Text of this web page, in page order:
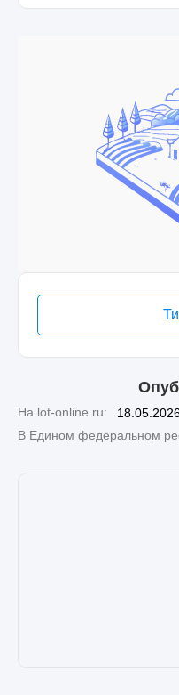
На lot-online.ru:
В Едином федеральном